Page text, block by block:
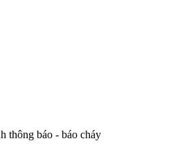
thông báo - báo cháy